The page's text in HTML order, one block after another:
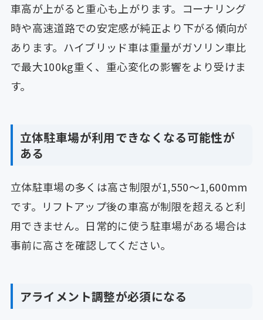
車高が上がると重心も上がります。コーナリング
時や高速道路での安定感が純正より下がる傾向が
あります。ハイブリッド車は重量がガソリン車比
で最大100kg重く、重心変化の影響をより受けま
す。
立体駐車場が利用できなくなる可能性が
ある
立体駐車場の多くは高さ制限が1,550〜1,600mm
です。リフトアップ後の車高が制限を超えると利
用できません。日常的に使う駐車場がある場合は
事前に高さを確認してください。
アライメント調整が必須になる